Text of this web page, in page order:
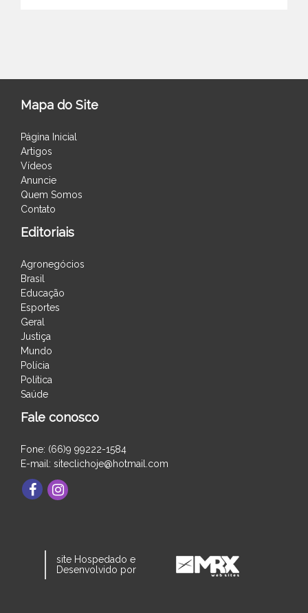
Mapa do Site
Página Inicial
Artigos
Vídeos
Anuncie
Quem Somos
Contato
Editoriais
Agronegócios
Brasil
Educação
Esportes
Geral
Justiça
Mundo
Polícia
Política
Saúde
Fale conosco
Fone: (66)9 99222-1584
E-mail: siteclichoje@hotmail.com
site Hospedado e
Desenvolvido por